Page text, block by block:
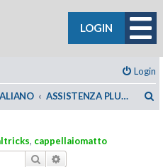
LOGIN
Login
ASSISTENZA PLUGIN C4DZONE
, cappellaiomatto
Cerca